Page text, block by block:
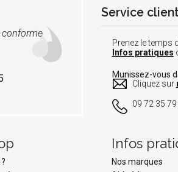
conforme
Service
Prenez le temps
Infos pratiques
Munissez-vous
Cliquez sur
09 72 35
Infos
Nos marques